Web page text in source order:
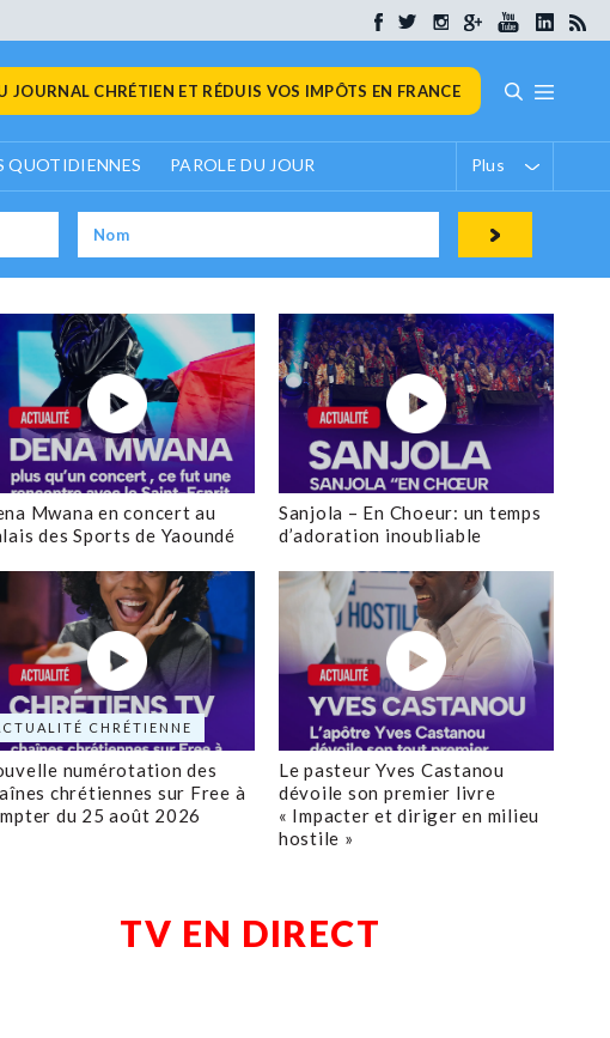
JOURNAL CHRÉTIEN ET RÉDUIS VOS IMPÔTS EN FRANCE
QUOTIDIENNES PAROLE DU JOUR Plus
Mwana en concert au
des Sports de Yaoundé
Sanjola – En Choeur: un temps
d’adoration inoubliable
CHRÉTIENNE
numérotation des
chrétiennes sur Free à
du 25 août 2026
Le pasteur Yves Castanou
dévoile son premier livre
« Impacter et diriger en milieu
hostile »
TV EN DIRECT